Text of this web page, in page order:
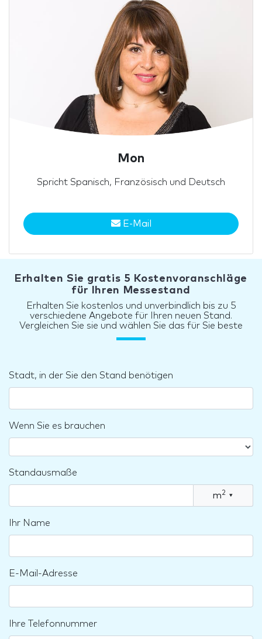
Mon
Spricht Spanisch, Französisch und Deutsch
E-Mail
Erhalten Sie gratis 5 Kostenvoranschläge
für Ihren Messestand
Erhalten Sie kostenlos und unverbindlich bis zu 5
verschiedene Angebote für Ihren neuen Stand.
Vergleichen Sie sie und wählen Sie das für Sie beste
Stadt, in der Sie den Stand benötigen
Wenn Sie es brauchen
Standausmaße
m2 ▾
Ihr Name
E-Mail-Adresse
Ihre Telefonnummer